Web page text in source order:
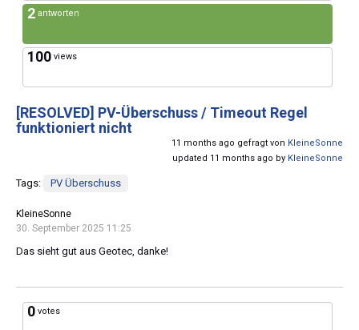
2 antworten
100 views
[RESOLVED] PV-Überschuss / Timeout Regel
funktioniert nicht
11 months ago gefragt von KleineSonne
updated 11 months ago by KleineSonne
Tags: PV Überschuss
KleineSonne
30. September 2025 11:25
Das sieht gut aus Geotec, danke!
0 votes